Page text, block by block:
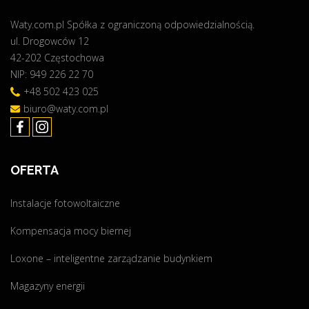
e
d
ł
u
ż
o
n
y
"
Waty.com.pl Spółka z ograniczoną odpowiedzialnością.
ul. Drogowców 12
42-202 Częstochowa
NIP: 949 226 22 70
+48 502 423 025
biuro@waty.com.pl
OFERTA
Instalacje fotowoltaiczne
Kompensacja mocy biernej
Loxone – inteligentne zarządzanie budynkiem
Magazyny energii